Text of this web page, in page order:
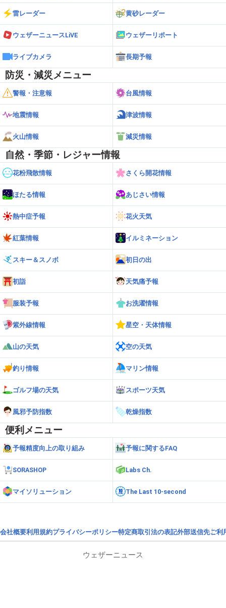
雷レーダー 黄砂レーダー
ウェザーニュースLiVE ウェザーリポート
ライブカメラ 長期予報
防災・減災メニュー
警報・注意報 台風情報
地震情報 津波情報
火山情報 減災情報
自然・季節・レジャー情報
花粉飛散情報 さくら開花情報
ほたる情報 あじさい情報
熱中症予報 花火天気
紅葉情報 イルミネーション
スキー＆スノボ 初日の出
初詣 天気痛予報
服装予報 お洗濯情報
紫外線情報 星空・天体情報
山の天気 空の天気
釣り情報 マリン情報
ゴルフ場の天気 スポーツ天気
風邪予防指数 乾燥指数
便利メニュー
予報精度向上の取り組み 予報に関するFAQ
SORASHOP Labs Ch.
マイソリューション The Last 10-second
会社概要利用規約プライバシーポリシー特定商取引法の表記外部送信先ご利
ウェザーニュース